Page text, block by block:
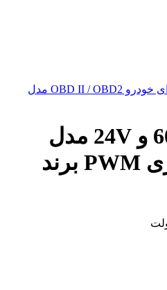
دستگاه دیاگ - عیب یاب حرفه ای خودرو OBD II / OBD2 مدل
شارژ کنترلر 60A و 24V مدل
VS6024AU سری PWM برند